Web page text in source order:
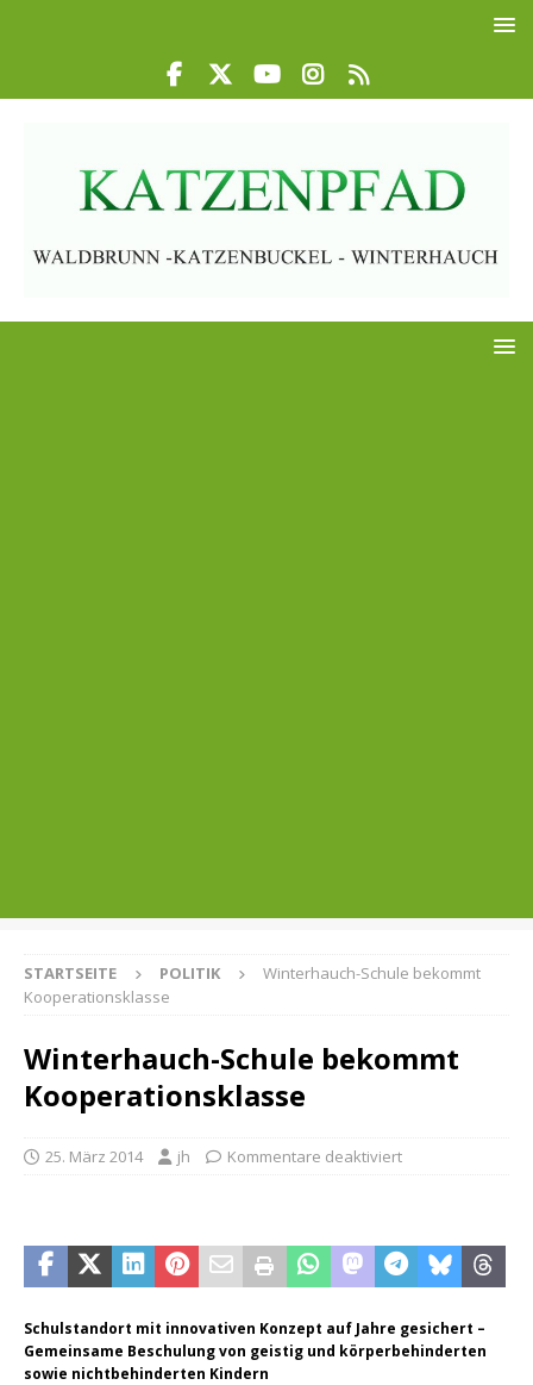
STARTSEITE POLITIK
Winterhauch-Schule bekommt
Kooperationsklasse
Winterhauch-Schule bekommt
Kooperationsklasse
25. März 2014 jh Kommentare deaktiviert
Schulstandort mit innovativen Konzept auf Jahre gesichert –
Gemeinsame Beschulung von geistig und körperbehinderten
sowie nichtbehinderten Kindern